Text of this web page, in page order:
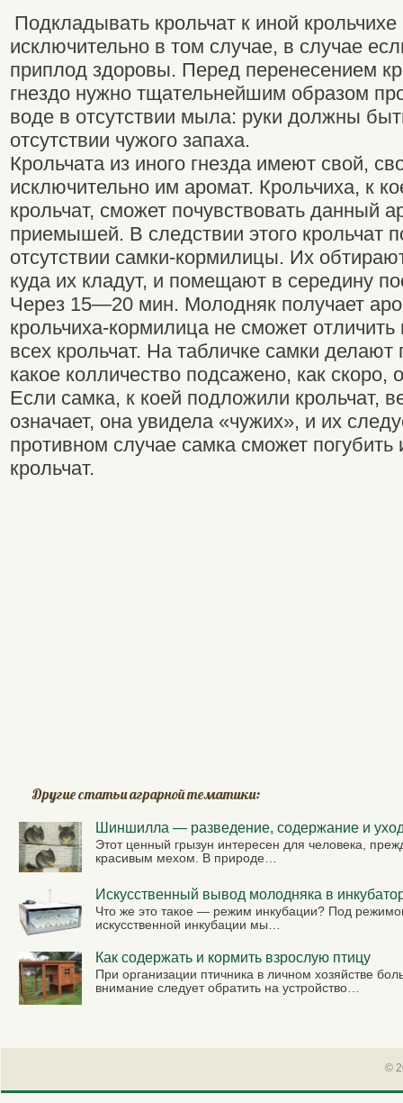
Подкладывать крольчат к иной
исключительно в том случае, в случае
приплод здоровы. Перед перенесением
гнездо нужно тщательнейшим образом
воде в отсутствии мыла: руки должны
отсутствии чужого запаха.
Крольчата из иного гнезда имеют свой,
исключительно им аромат. Крольчиха, к
крольчат, сможет почувствовать данный
приемышей. В следствии этого крольчат
отсутствии самки-кормилицы. Их
куда их кладут, и помещают в середину
Через 15—20 мин. Молодняк получает
крольчиха-кормилица не сможет
всех крольчат. На табличке самки делают
какое колличество подсажено, как скоро,
Если самка, к коей подложили крольчат,
означает, она увидела «чужих», и их
противном случае самка сможет погубить
крольчат.
Другие статьи аграрной тематики:
Шиншилла — разведение, содержание и
Этот ценный грызун интересен для человека,
красивым мехом. В природе…
Искусственный вывод молодняка в
Что же это такое — режим инкубации? Под
искусственной инкубации мы…
Как содержать и кормить взрослую птицу
При организации птичника в личном хозяйстве
внимание следует обратить на устройство…
©